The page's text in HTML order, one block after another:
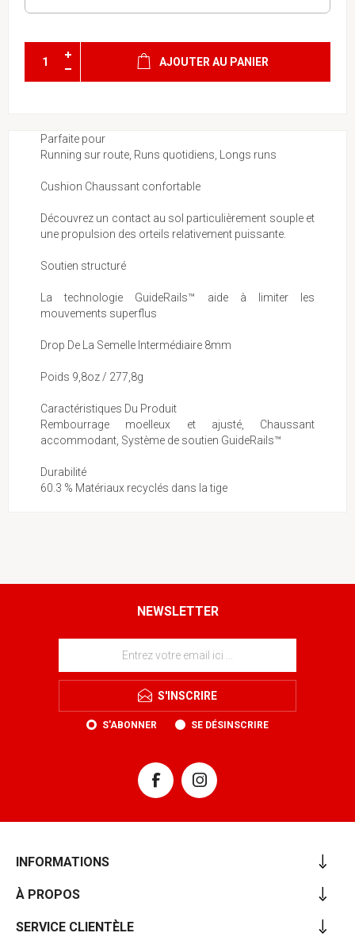
AJOUTER AU PANIER
Parfaite pour
Running sur route, Runs quotidiens, Longs runs
Cushion Chaussant confortable
Découvrez un contact au sol particulièrement souple et
une propulsion des orteils relativement puissante.
Soutien structuré
La technologie GuideRails™ aide à limiter les
mouvements superflus
Drop De La Semelle Intermédiaire 8mm
Poids 9,8oz / 277,8g
Caractéristiques Du Produit
Rembourrage moelleux et ajusté, Chaussant
accommodant, Système de soutien GuideRails™
Durabilité
60.3 % Matériaux recyclés dans la tige
NEWSLETTER
S'INSCRIRE
S'ABONNER SE DÉSINSCRIRE
INFORMATIONS
À PROPOS
SERVICE CLIENTÈLE